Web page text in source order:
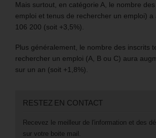
Mais surtout, en catégorie A, le nombre
emploi et tenus de rechercher un emploi) a
106 200 (soit +3,5%).
Plus généralement, le nombre des inscrits
rechercher un emploi (A, B ou C) aura
sur un an (soit +1,8%).
RESTEZ EN CONTACT
Recevez le meilleur de l'information et des
sur votre boite mail.